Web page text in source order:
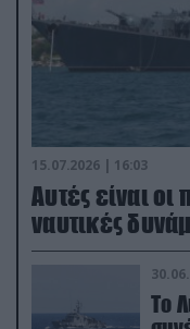
15.07.2026 | 16:03
Aυτές είναι οι
ναυτικές
Το